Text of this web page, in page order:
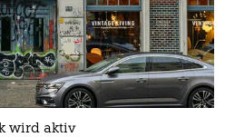
wird aktiv